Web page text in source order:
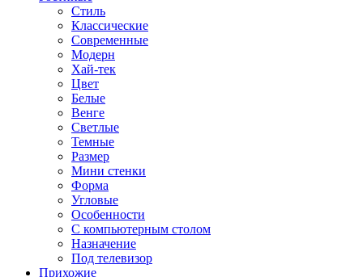
Стиль
Классические
Современные
Модерн
Хай-тек
Цвет
Белые
Венге
Светлые
Темные
Размер
Мини стенки
Форма
Угловые
Особенности
С компьютерным столом
Назначение
Под телевизор
Прихожие